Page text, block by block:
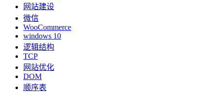
网站建设
微信
WooCommerce
windows 10
逻辑结构
TCP
网站优化
DOM
顺序表